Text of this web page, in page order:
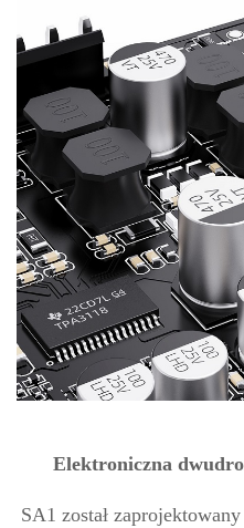
Elektroniczna
SA1 został